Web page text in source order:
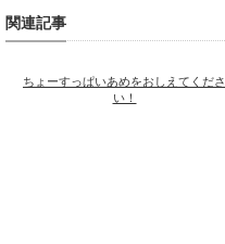
関連記事
ちょーすっぱいあめをおしえてくださ
い！